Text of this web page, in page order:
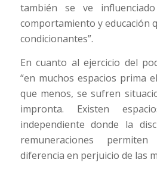
también se ve
comportamiento y educación
condicionantes”.
En cuanto al ejercicio del
“en muchos espacios prima
que menos, se sufren
impronta. Existen
independiente donde la
remuneraciones
diferencia en perjuicio de las